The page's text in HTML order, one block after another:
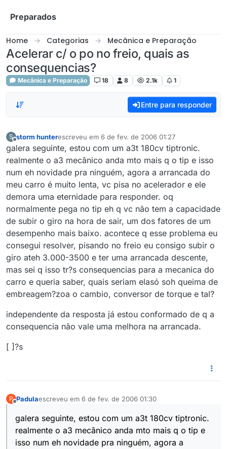
Preparados
Home Categorias Mecânica e Preparação
Acelerar c/ o po no freio, quais as
consequencias?
Mecânica e Preparação 18 8 2.1k 1
Entre para responder
S
Offline
storm hunterescreveu em 6 de fev. de 2006 01:27
última edição por
galera seguinte, estou com um a3t 180cv tiptronic.
realmente o a3 mecânico anda mto mais q o tip e isso
num eh novidade pra ninguém, agora a arrancada do
meu carro é muito lenta, vc pisa no acelerador e ele
demora uma eternidade para responder. oq
normalmente pega no tip eh q vc não tem a capacidade
de subir o giro na hora de sair, um dos fatores de um
desempenho mais baixo. acontece q esse problema eu
consegui resolver, pisando no freio eu consigo subir o
giro ateh 3.000-3500 e ter uma arrancada descente,
mas sei q isso tr?s consequencias para a mecanica do
carro e queria saber, quais seriam elasó soh queima de
embreagem?zoa o cambio, conversor de torque e tal?
independente da resposta já estou conformado de q a
consequencia não vale uma melhora na arrancada.
[ ]?s
P Padulaescreveu em 6 de fev. de 2006 01:30
última edição por
galera seguinte, estou com um a3t 180cv tiptronic.
realmente o a3 mecânico anda mto mais q o tip e
isso num eh novidade pra ninguém, agora a